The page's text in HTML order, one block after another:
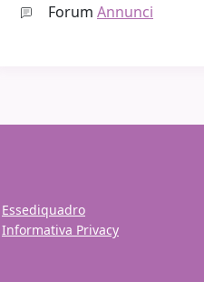
Forum Annunci
Essediquadro
Informativa Privacy